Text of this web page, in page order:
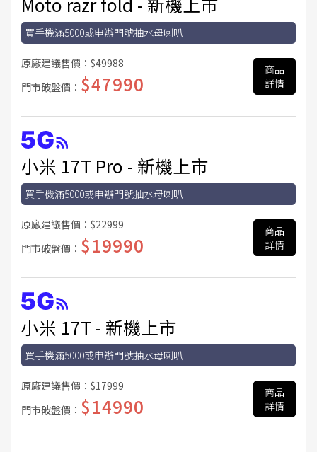
買手機滿5000或申辦門號抽水母喇叭
原廠建議售價： $49988
門市破盤價： $47990
商品
詳情
小米 17T Pro - 新機上市
買手機滿5000或申辦門號抽水母喇叭
原廠建議售價： $22999
門市破盤價： $19990
商品
詳情
小米 17T - 新機上市
買手機滿5000或申辦門號抽水母喇叭
原廠建議售價： $17999
門市破盤價： $14990
商品
詳情